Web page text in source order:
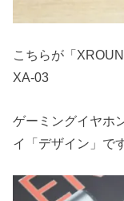
こちらが「
XA-03
ゲーミングイヤホ
イ「デザイン」で